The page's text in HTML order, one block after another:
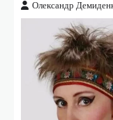
Олександр